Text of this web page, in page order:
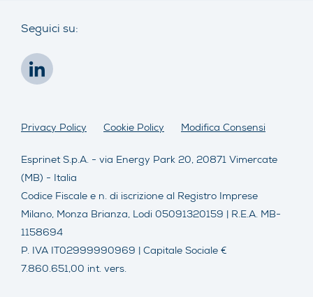
Seguici su:
Esprinet S.p.A. - via Energy Park 20, 20871 Vimercate
(MB) - Italia
Codice Fiscale e n. di iscrizione al Registro Imprese
Milano, Monza Brianza, Lodi 05091320159 | R.E.A. MB-
1158694
P. IVA IT02999990969 | Capitale Sociale €
7.860.651,00 int. vers.
Privacy Policy Cookie Policy Modifica Consensi